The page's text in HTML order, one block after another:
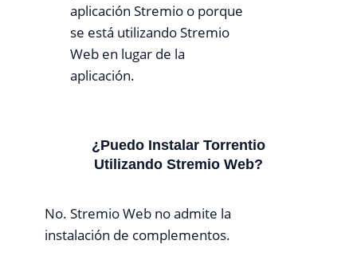
aplicación Stremio o porque
se está utilizando Stremio
Web en lugar de la
aplicación.
¿Puedo Instalar Torrentio
Utilizando Stremio Web?
No. Stremio Web no admite la
instalación de complementos.